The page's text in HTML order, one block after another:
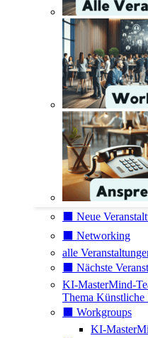
⬛️ Neue
⬛️ Networking
alle
⬛️ Nächste
KI-MasterMind-
Thema Künstliche
⬛️ Workgroups
KI-